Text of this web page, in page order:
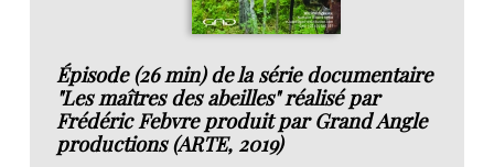
Épisode (26 min) de la série documentaire
"Les maîtres des abeilles" réalisé par
Frédéric Febvre produit par Grand Angle
productions (ARTE, 2019)